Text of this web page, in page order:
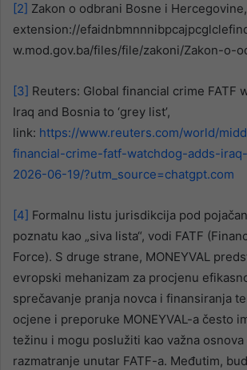
[2] Zakon o odbrani Bosne i
extension://
w.mod.gov.ba/files/file/zakoni/Zakon-o-
[3] Reuters: Global financial crime FATF
Iraq and Bosnia to ‘grey list’,
link: https://www.reuters.com/world/
financial-crime-fatf-watchdog-adds-
2026-06-19/?utm_source=chatgpt.com
[4] Formalnu listu jurisdikcija pod
poznatu kao „siva lista“, vodi FATF
Force). S druge strane, MONEYVAL
evropski mehanizam za procjenu
sprečavanje pranja novca i finansiranja
ocjene i preporuke MONEYVAL-a često
težinu i mogu poslužiti kao važna osnova
razmatranje unutar FATF-a. Međutim,